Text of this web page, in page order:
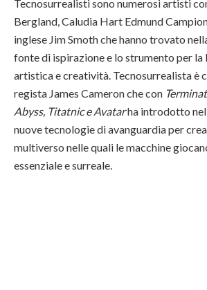
Tecnosurrealisti sono numerosi artisti
Bergland, Caludia Hart Edmund
inglese Jim Smoth che hanno trovato
fonte di ispirazione e lo strumento per
artistica e creatività. Tecnosurrealista è
regista James Cameron che con
Abyss, Titatnic e Avatarha introdotto nel
nuove tecnologie di avanguardia per
multiverso nelle quali le macchine
essenziale e surreale.